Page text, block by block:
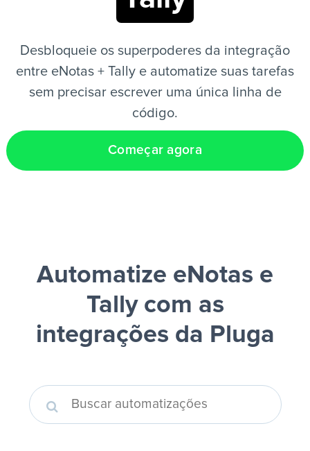
Desbloqueie os superpoderes da integração
entre eNotas + Tally e automatize suas tarefas
sem precisar escrever uma única linha de
código.
Começar agora
Automatize eNotas e
Tallycom as
integrações da Pluga